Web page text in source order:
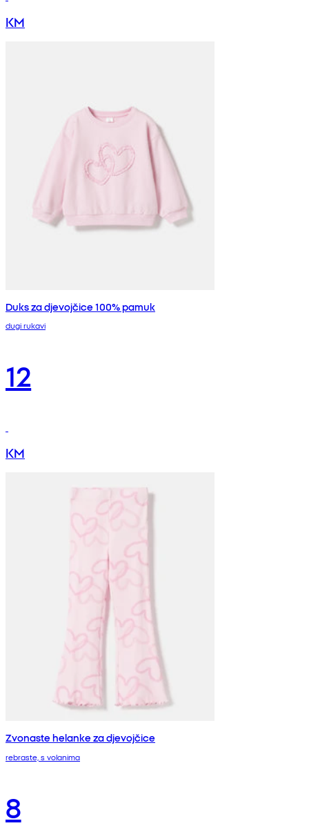
KM
Duks za djevojčice 100% pamuk
dugi rukavi
12
KM
Zvonaste helanke za djevojčice
rebraste, s volanima
8